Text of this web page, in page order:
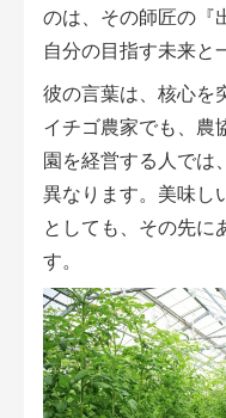
のは、その師匠の『
自分の目指す未来と
彼の言葉は、核心を
イチゴ農家でも、農
園を経営する人では
異なります。美味し
としても、その先に
す。